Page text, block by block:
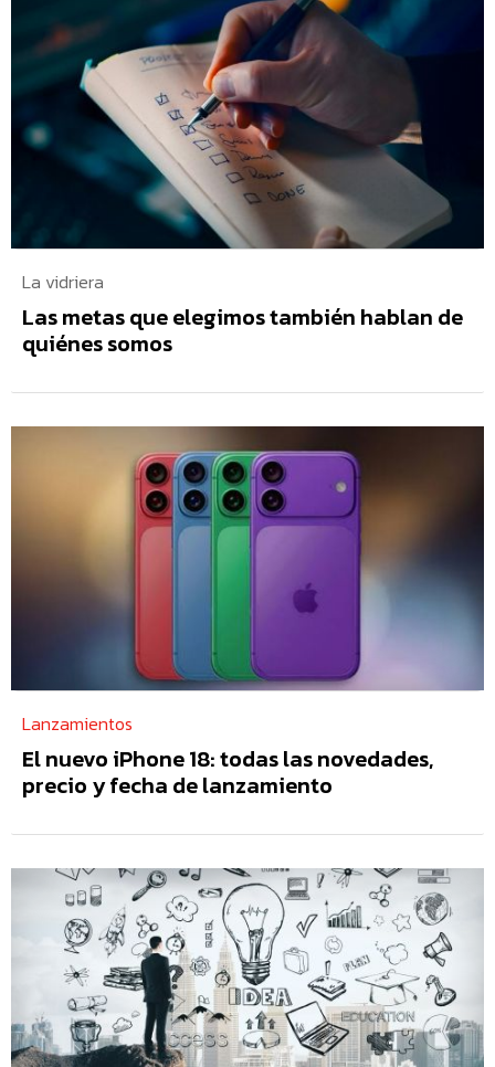
La vidriera
Las metas que elegimos también hablan de
quiénes somos
Lanzamientos
El nuevo iPhone 18: todas las novedades,
precio y fecha de lanzamiento